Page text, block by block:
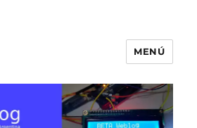
MENÚ